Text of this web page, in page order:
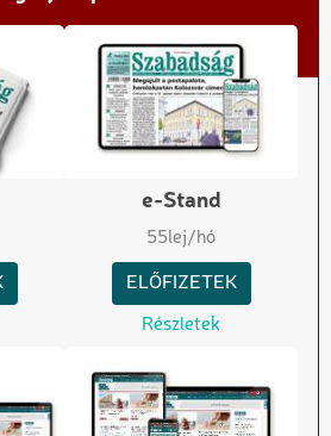
e-Stand
55lej/hó
ELŐFIZETEK
Részletek